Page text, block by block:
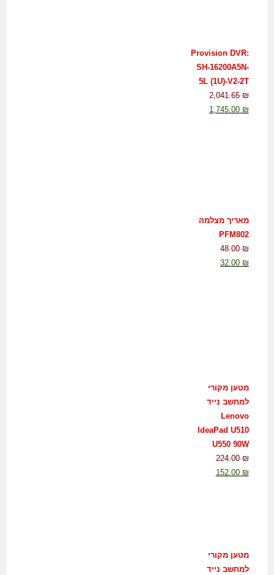
Provision DVR:
SH-16200A5N-
5L (1U)-V2-2T
2,041.65₪
1,745.00 ₪
מאריך מצלמה
PFM802
48.00₪
32.00 ₪
מטען מקורי
למחשב נייד
Lenovo
IdeaPad U510
U550 90W
224.00₪
152.00 ₪
מטען מקורי
למחשב נייד